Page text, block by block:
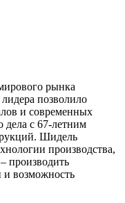
рынка
позволило
и современных
дела с 67-летним
Шидель
производства,
производить
и возможность